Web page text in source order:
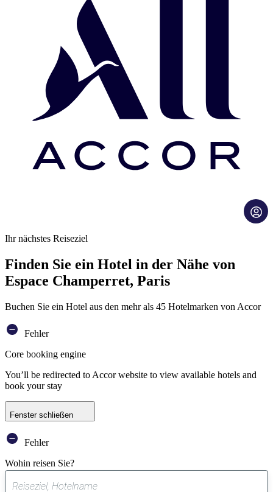
Ihr nächstes Reiseziel
Finden Sie ein Hotel in der Nähe von
Espace Champerret, Paris
Buchen Sie ein Hotel aus den mehr als 45 Hotelmarken von Accor
Fehler
Core booking engine
You’ll be redirected to Accor website to view available hotels and
book your stay
Fenster schließen
Fehler
Wohin reisen Sie?